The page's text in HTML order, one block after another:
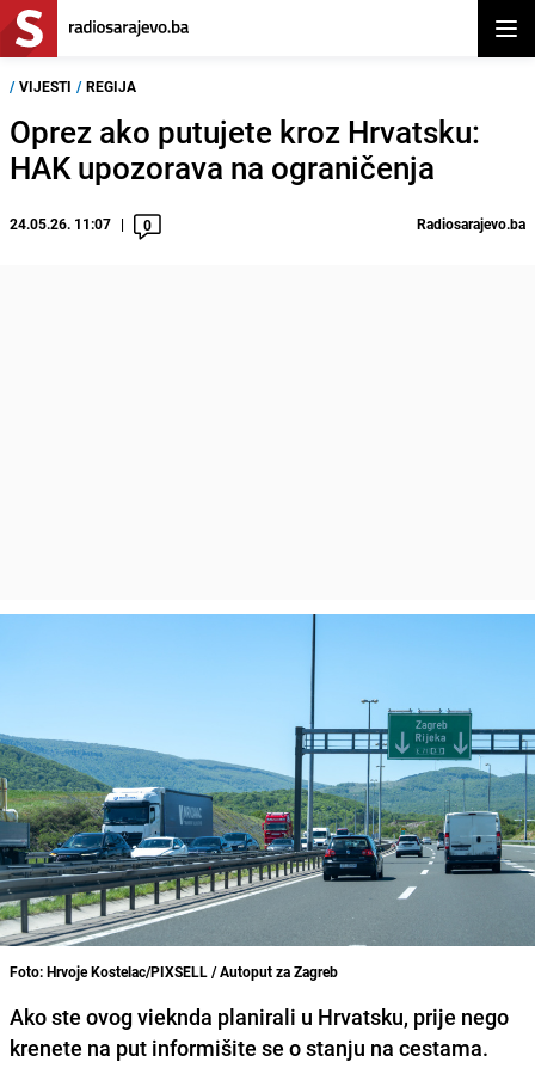
/ VIJESTI / REGIJA
Oprez ako putujete kroz Hrvatsku:
HAK upozorava na ograničenja
24.05.26. 11:07 0 Radiosarajevo.ba
Foto: Hrvoje Kostelac/PIXSELL / Autoput za Zagreb
Ako ste ovog vieknda planirali u Hrvatsku, prije nego
krenete na put informišite se o stanju na cestama.